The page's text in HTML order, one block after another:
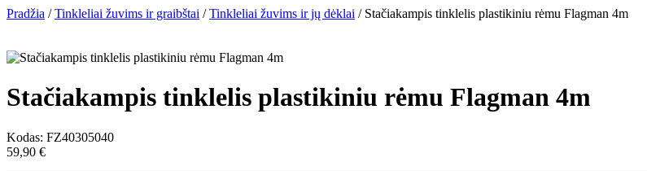
Pradžia /Tinkleliai žuvims ir graibštai /Tinkleliai žuvims ir jų dėklai / Stačiakampis tinklelis plastikiniu rėmu Flagman 4m
Stačiakampis tinklelis plastikiniu rėmu Flagman 4m
Kodas: FZ40305040
59,90 €